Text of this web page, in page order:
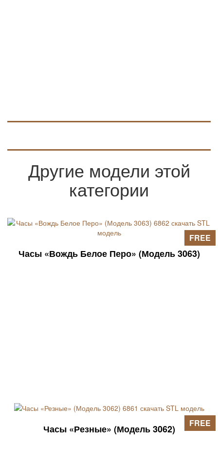
Другие модели этой
категории
Часы «Вождь Белое Перо» (Модель 3063)
FREE
Часы «Резные» (Модель 3062) FREE